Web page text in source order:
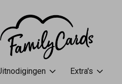
Extra's